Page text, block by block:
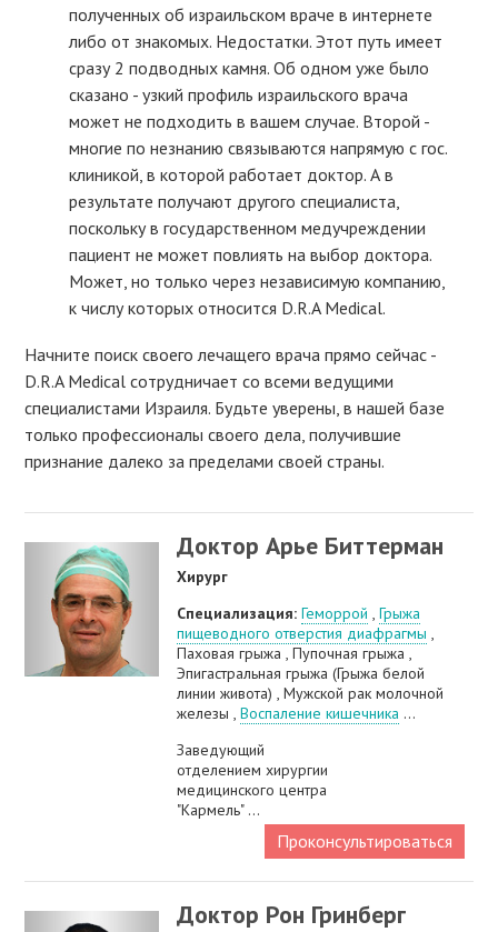
полученных об израильском враче в интернете
либо от знакомых. Недостатки. Этот путь имеет
сразу 2 подводных камня. Об одном уже было
сказано - узкий профиль израильского врача
может не подходить в вашем случае. Второй -
многие по незнанию связываются напрямую с гос.
клиникой, в которой работает доктор. А в
результате получают другого специалиста,
поскольку в государственном медучреждении
пациент не может повлиять на выбор доктора.
Может, но только через независимую компанию,
к числу которых относится D.R.A Medical.
Начните поиск своего лечащего врача прямо сейчас -
D.R.A Medical сотрудничает со всеми ведущими
специалистами Израиля. Будьте уверены, в нашей базе
только профессионалы своего дела, получившие
признание далеко за пределами своей страны.
Доктор Арье Биттерман
Хирург
Специализация:Геморрой ,Грыжа
пищеводного отверстия диафрагмы ,
Паховая грыжа , Пупочная грыжа ,
Эпигастральная грыжа (Грыжа белой
линии живота) , Мужской рак молочной
железы ,Воспаление кишечника ...
Заведующий
отделением хирургии
медицинского центра
"Кармель" ...
Проконсультироваться
Доктор Рон Гринберг